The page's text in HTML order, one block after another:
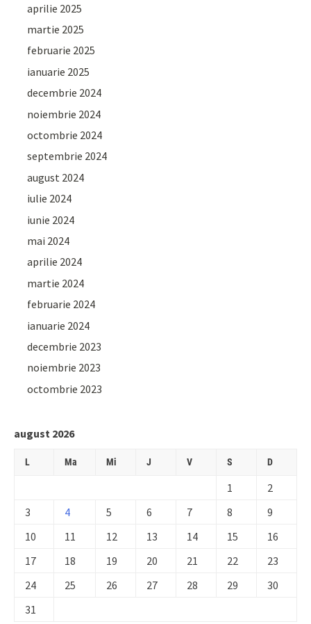
aprilie 2025
martie 2025
februarie 2025
ianuarie 2025
decembrie 2024
noiembrie 2024
octombrie 2024
septembrie 2024
august 2024
iulie 2024
iunie 2024
mai 2024
aprilie 2024
martie 2024
februarie 2024
ianuarie 2024
decembrie 2023
noiembrie 2023
octombrie 2023
august 2026
L Ma Mi J V S D
1
2
3
4 5 6 7 8
9
10
11 12 13 14 15
16
17
18 19 20 21 22
23
24
25 26 27 28 29
30
31